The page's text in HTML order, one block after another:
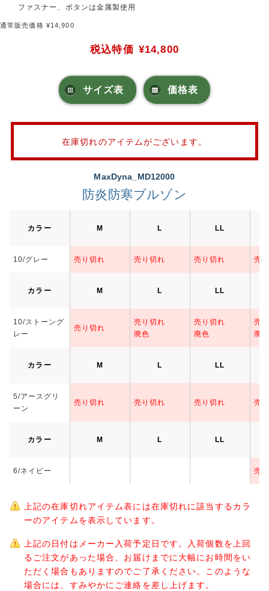
ファスナー、ボタンは金属製使用
通常販売価格 ¥14,900
税込特価 ¥14,800
サイズ表 価格表
在庫切れのアイテムがございます。
MaxDyna_MD12000
防炎防寒ブルゾン
カラー M L LL
10/グレー 売り切れ 売り切れ 売り切れ 売
カラー M L LL
10/ストーング
レー
売り切れ
売り切れ
廃色
売り切れ
廃色
売
廃色
カラー M L LL
5/アースグリ
ーン
売り切れ 売り切れ 売り切れ 売
カラー M L LL
6/ネイビー 売
上記の在庫切れアイテム表には在庫切れに該当するカラ
ーのアイテムを表示しています。
上記の日付はメーカー入荷予定日です。入荷個数を上回
るご注文があった場合、お届けまでに大幅にお時間をい
ただく場合もありますのでご了承ください。このような
場合には、すみやかにご連絡を差し上げます。